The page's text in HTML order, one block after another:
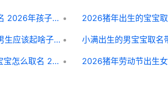
2026出生的易姓男生好不好取名 2026年孩子出生姓名
2026年二月初七出生的双胞胎男生应该起啥子名 2026年二月初七日历
2026年3月29号中午出生的男宝宝怎么取名 2026年3月29日召开的什么会议